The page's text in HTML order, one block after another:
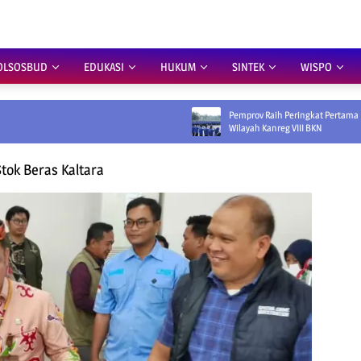
EDUKASI HUKUM SINTEK WISPO
Pemprov Raih Peringkat Pertama IKADA 2026 di
Wilayah Kanreg VIII BKN
Beras Kaltara